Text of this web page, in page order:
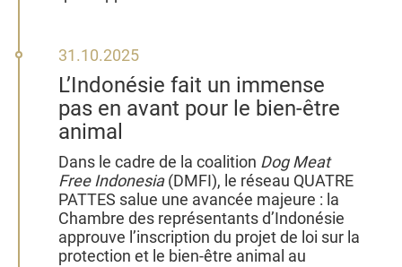
31
octobre
2025
31.10.2025
L’Indonésie fait un immense
pas en avant pour le bien‑être
animal
Dans le cadre de la coalition Dog Meat
Free Indonesia(DMFI), le réseau QUATRE
PATTES salue une avancée majeure : la
Chambre des représentants d’Indonésie
approuve l’inscription du projet de loi sur la
protection et le bien‑être animal au